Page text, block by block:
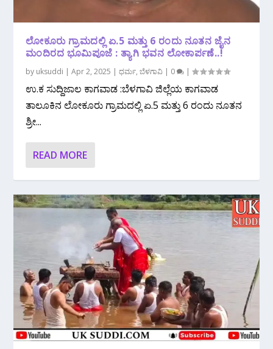
ಲೋಕೂರು ಗ್ರಾಮದಲ್ಲಿ ಏ.5 ಮತ್ತು 6 ರಂದು ನೂತನ ಜೈನ
ಮಂದಿರದ ಭೂಮಿಪೂಜೆ : ತ್ಯಾಗಿ ಭವನ ಲೋಕಾರ್ಪಣೆ..!
by uksuddi |Apr 2, 2025 |ಧರ್ಮ,ಬೆಳಗಾವಿ | 0 |
ಉ.ಕ ಸುದ್ದಿಜಾಲ ಕಾಗವಾಡ :ಬೆಳಗಾವಿ ಜಿಲ್ಲೆಯ ಕಾಗವಾಡ
ತಾಲೂಕಿನ ಲೋಕೂರು ಗ್ರಾಮದಲ್ಲಿ ಏ.5 ಮತ್ತು 6 ರಂದು ನೂತನ
ಶ್ರೀ...
READ MORE